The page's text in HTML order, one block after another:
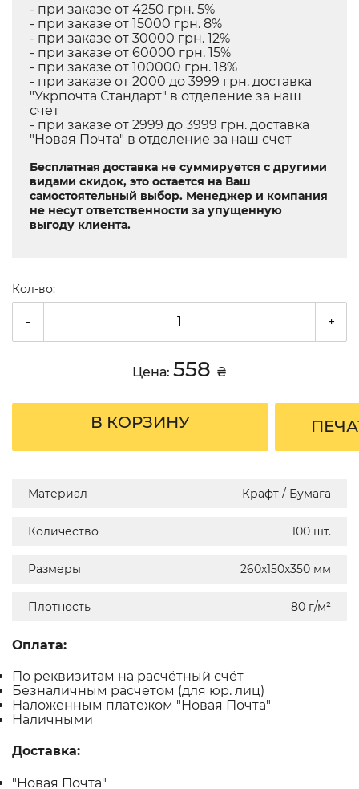
- при заказе от 4250 грн. 5%
- при заказе от 15000 грн. 8%
- при заказе от 30000 грн. 12%
- при заказе от 60000 грн. 15%
- при заказе от 100000 грн. 18%
- при заказе от 2000 до 3999 грн. доставка
"Укрпочта Стандарт" в отделение за наш
счет
- при заказе от 2999 до 3999 грн. доставка
"Новая Почта" в отделение за наш счет
Бесплатная доставка не суммируется с другими
видами скидок, это остается на Ваш
самостоятельный выбор. Менеджер и компания
не несут ответственности за упущенную
выгоду клиента.
Кол-во:
- +
Цена: 558 ₴
В КОРЗИНУ
Материал Крафт / Бумага
Количество 100 шт.
Размеры 260х150х350 мм
Плотность 80 г/м²
Оплата:
По реквизитам на расчётный счёт
Безналичным расчетом (для юр. лиц)
Наложенным платежом "Новая Почта"
Наличными
Доставка:
"Новая Почта"